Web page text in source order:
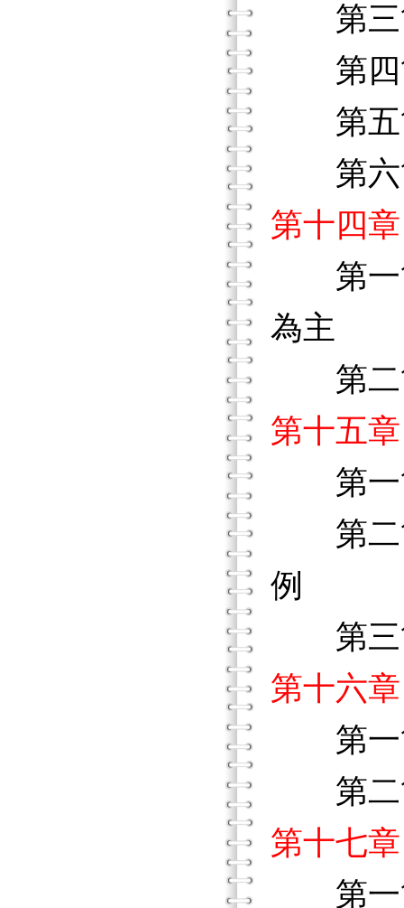
第三
第四
第五
第六
第十四
第一
為主
第二
第十五
第一
第二
例
第三
第十六
第一
第二
第十七
第一